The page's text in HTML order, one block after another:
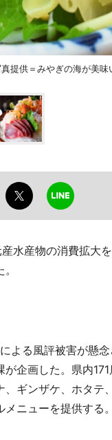
供＝みやぎの海が美味
水産物の消費拡大
よる風評被害が懸
企画した。県内
ギンザケ、ホタテ
ニューを提供する。